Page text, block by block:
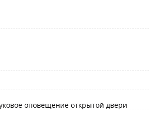
оповещение открытой двери